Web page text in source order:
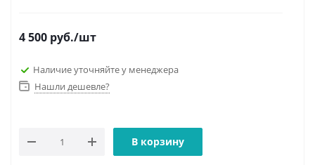
4 500 руб./шт
Наличие уточняйте у менеджера
Нашли дешевле?
В корзину